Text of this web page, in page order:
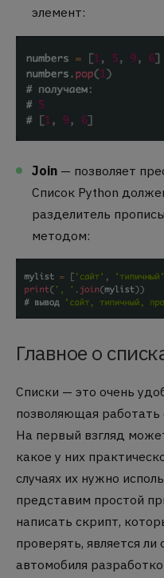
элемент:
Join — позволяет
Список Python
разделитель
методом:
Главное о
Списки — это очень
позволяющая
На первый взгляд
какое у них
случаях их нужно
представим простой
написать скрипт,
проверять, является
автомобиля